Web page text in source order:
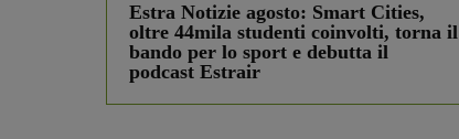
Estra Notizie agosto: Smart Cities,
oltre 44mila studenti coinvolti, torna il
bando per lo sport e debutta il
podcast Estrair